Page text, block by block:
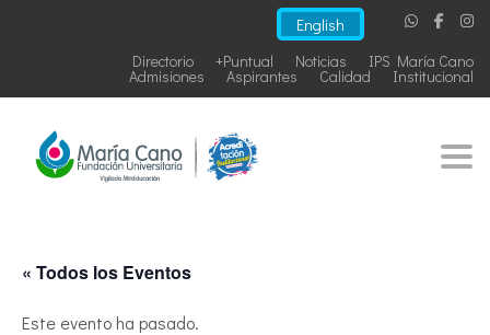
English
IPS María Cano
Noticias
+Puntual
Directorio
Institucional
Calidad
Aspirantes
Admisiones
« Todos los Eventos
Este evento ha pasado.